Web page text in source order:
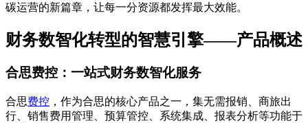
碳运营的新篇章，让每一分资源都发挥最大效能。
财务数智化转型的智慧引擎——产品概述
合思费控：一站式财务数智化服务
合思费控 ，作为合思的核心产品之一，集无需报销、商旅出
行、销售费用管理、预算管控、系统集成、报表分析等功能于